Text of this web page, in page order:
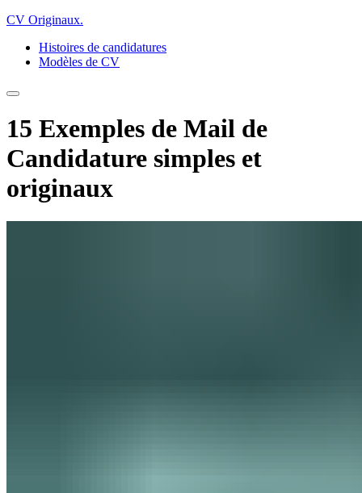
CV Originaux.
Histoires de candidatures
Modèles de CV
15 Exemples de Mail de
Candidature simples et
originaux